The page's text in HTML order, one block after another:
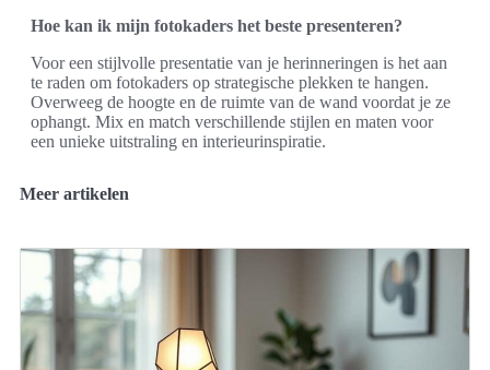
Hoe kan ik mijn fotokaders het beste presenteren?
Voor een stijlvolle presentatie van je herinneringen is het aan
te raden om fotokaders op strategische plekken te hangen.
Overweeg de hoogte en de ruimte van de wand voordat je ze
ophangt. Mix en match verschillende stijlen en maten voor
een unieke uitstraling en interieurinspiratie.
Meer artikelen